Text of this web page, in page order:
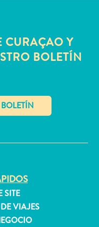
CURAÇAO Y
BOLETÍN
SITE
VIAJES